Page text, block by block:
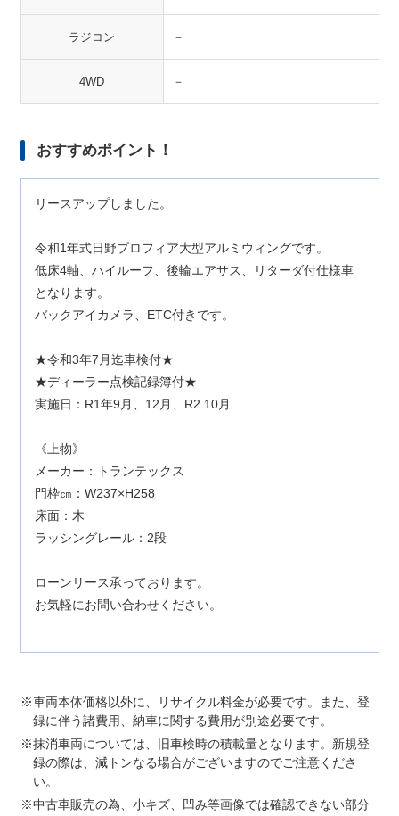
ラジコン －
4WD －
おすすめポイント！
リースアップしました。
令和1年式日野プロフィア大型アルミウィングです。
低床4軸、ハイルーフ、後輪エアサス、リターダ付仕様車
となります。
バックアイカメラ、ETC付きです。
★令和3年7月迄車検付★
★ディーラー点検記録簿付★
実施日：R1年9月、12月、R2.10月
《上物》
メーカー：トランテックス
門枠㎝：W237×H258
床面：木
ラッシングレール：2段
ローンリース承っております。
お気軽にお問い合わせください。
車両本体価格以外に、リサイクル料金が必要です。また、登
録に伴う諸費用、納車に関する費用が別途必要です。
抹消車両については、旧車検時の積載量となります。新規登
録の際は、減トンなる場合がございますのでご注意くださ
い。
中古車販売の為、小キズ、凹み等画像では確認できない部分